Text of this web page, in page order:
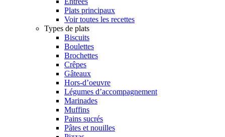
Plats principaux
Voir toutes les recettes
Types de plats
Biscuits
Boulettes
Brochettes
Crêpes
Gâteaux
Hors-d’oeuvre
Légumes d’accompagnement
Marinades
Muffins
Pains sucrés
Pâtes et nouilles